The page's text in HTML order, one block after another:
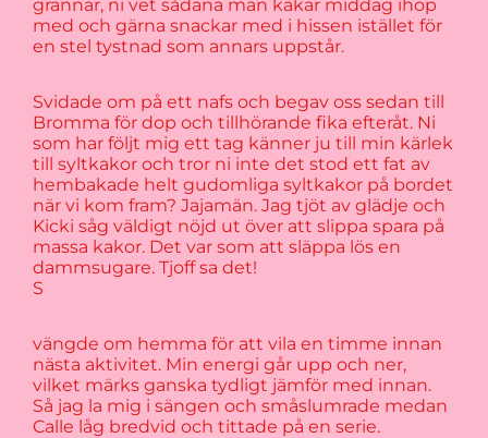
grannar, ni vet sådana man käkar middag ihop
med och gärna snackar med i hissen istället för
en stel tystnad som annars uppstår.
Svidade om på ett nafs och begav oss sedan till
Bromma för dop och tillhörande fika efteråt. Ni
som har följt mig ett tag känner ju till min kärlek
till syltkakor och tror ni inte det stod ett fat av
hembakade helt gudomliga syltkakor på bordet
när vi kom fram? Jajamän. Jag tjöt av glädje och
Kicki såg väldigt nöjd ut över att slippa spara på
massa kakor. Det var som att släppa lös en
dammsugare. Tjoff sa det!
S
vängde om hemma för att vila en timme innan
nästa aktivitet. Min energi går upp och ner,
vilket märks ganska tydligt jämför med innan.
Så jag la mig i sängen och småslumrade medan
Calle låg bredvid och tittade på en serie.